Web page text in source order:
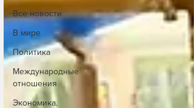
Все новости
В мире
Политика
Международные
отношения
Экономика.